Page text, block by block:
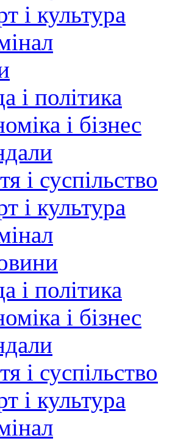
і культура
і політика
і бізнес
і суспільство
і культура
і політика
і бізнес
і суспільство
і культура